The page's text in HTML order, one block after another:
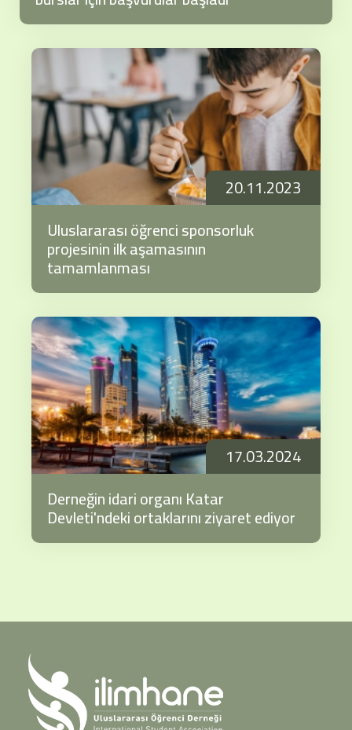
20.11.2023
Uluslararası öğrenci sponsorluk
projesinin ilk aşamasının
tamamlanması
17.03.2024
Derneğin idari organı Katar
Devleti'ndeki ortaklarını ziyaret ediyor